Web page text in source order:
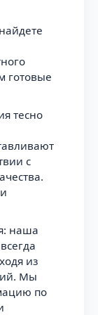
готовые
тесно
с
наша
из
Мы
по